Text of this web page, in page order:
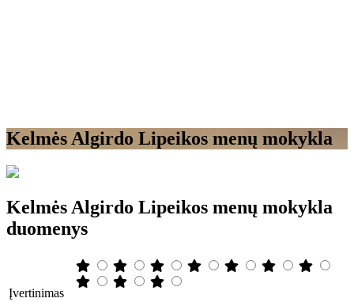
Kelmės Algirdo Lipeikos menų mokykla
Kelmės Algirdo Lipeikos menų mokykla
duomenys
Įvertinimas